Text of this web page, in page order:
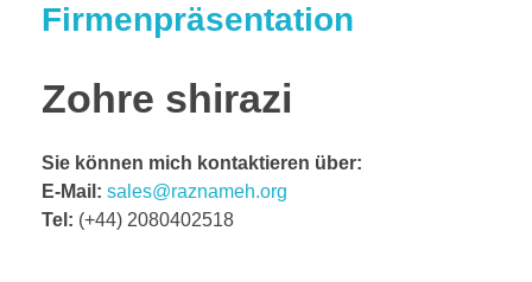
Firmenpräsentation
Zohre shirazi
Sie können mich kontaktieren über:
E-Mail : sales@raznameh.org
Tel: (+44) 2080402518